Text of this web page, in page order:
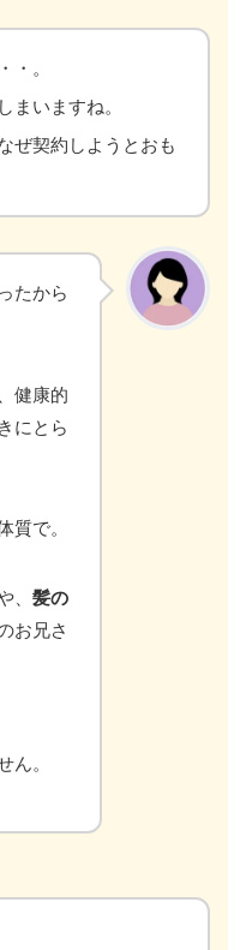
・。
まいますね。
ぜ契約しようとおも
たから
健康的
にとら
質で。
、 髪の
お兄さ
ん。